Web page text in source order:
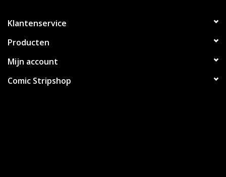
Klantenservice
Producten
Mijn account
Comic Stripshop